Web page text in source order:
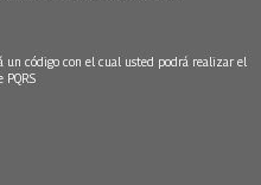
un código con el cual usted podrá realizar el
PQRS